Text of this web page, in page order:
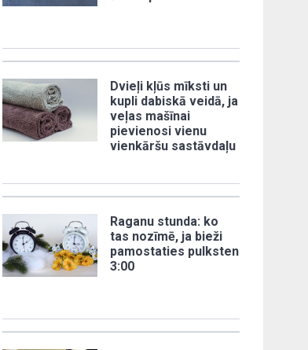
Dvieļi kļūs mīksti un
kupli dabiskā veidā, ja
veļas mašīnai
pievienosi vienu
vienkāršu sastāvdaļu
Raganu stunda: ko
tas nozīmē, ja bieži
pamostaties pulksten
3:00